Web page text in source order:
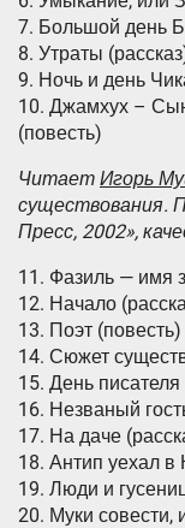
7. Большой день
8. Утраты
9. Ночь и день
10. Джамхух –
(повесть)
Читает Игорь
существования.
Пресс, 2002»,
11. Фазиль — имя
12. Начало
13. Поэт (повесть)
14. Сюжет
15. День писателя
16. Незваный
17. На даче
18. Антип уехал в
19. Люди и
20. Муки совести,